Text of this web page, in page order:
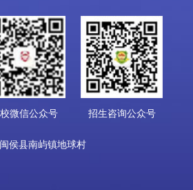
微信公众号 招生咨询公众号
侯县南屿镇地球村